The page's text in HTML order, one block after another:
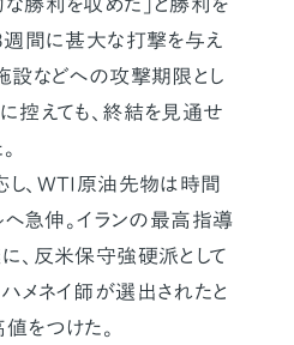
週間に甚大な打撃を与え
設などへの攻撃期限とし
控えても、終結を見通せ
、WTI原油先物は時間
急伸。イランの最高指導
、反米保守強硬派として
メネイ師が選出されたと
をつけた。